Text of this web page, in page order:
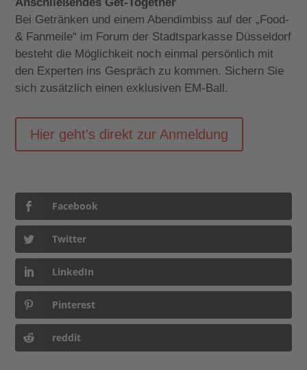
Bei Getränken und einem Abendimbiss auf der „Food-
& Fanmeile“ im Forum der Stadtsparkasse Düsseldorf
besteht die Möglichkeit noch einmal persönlich mit
den Experten ins Gespräch zu kommen. Sichern Sie
sich zusätzlich einen exklusiven EM-Ball.
Hier geht's direkt zur Anmeldung
Facebook
Twitter
LinkedIn
Pinterest
reddit